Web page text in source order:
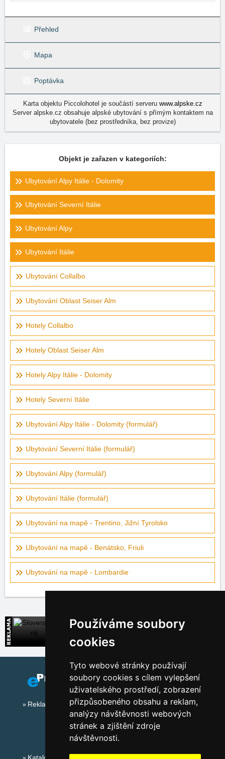
Používáme soubory
cookies
Tyto webové stránky používají
soubory cookies s cílem vylepšení
uživatelského prostředí, zobrazení
přizpůsobeného obsahu a reklam,
analýzy návštěvnosti webových
stránek a zjištění zdroje
návštěvnosti.
Přehled
Mapa
Poptávka
Karta objektu Piccolohotel je součástí serveru www.alpske.cz
Server alpske.cz obsahuje alpské ubytování s přímým kontaktem na
ubytovatele (bez prostředníka, bez provize)
Objekt je zařazen v kategoriích:
Ubytování Alpy Itálie - Dolomity
Ubytování Severní Itálie
Ubytování Alpy
Ubytování Itálie
Ubytování Collalbo
Ubytování Oblast Seiser Alm
Hotely Collalbo
Hotely Oblast Seiser Alm
Hotely Alpy Itálie - Dolomity
Hotely Severní Itálie
Ubytování Alpy Itálie - Dolomity (formulář)
Ubytování Severní Itálie (formulář)
Ubytování Alpy (formulář)
Ubytování Itálie (formulář)
Ubytování na mapě - Trentino, Jižní Tyrolsko
Ubytování na mapě - Benátsko, Friuli
Ubytování na mapě - Lombardie
Slovenský ráj
Přímé kontakty na ubytování na Slovensku
Reklama na tomto serveru